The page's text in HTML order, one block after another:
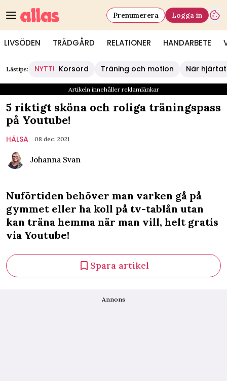
LIVSÖDEN TRÄDGÅRD RELATIONER HANDARBETE
Prenumerera Logga in
Lästips: NYTT! Korsord Träning och motion När
Artikeln innehåller reklamlänkar
5 riktigt sköna och roliga träningspass
på Youtube!
HÄLSA 08 dec, 2021
Johanna Svan
Nuförtiden behöver man varken gå på
gymmet eller ha koll på tv-tablån utan
kan träna hemma när man vill, helt gratis
via Youtube!
Spara artikel
Annons